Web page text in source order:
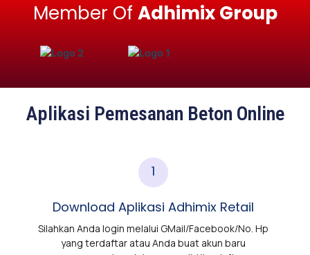
Member Of Adhimix Group
Aplikasi Pemesanan Beton Online
1
Download Aplikasi Adhimix Retail
Silahkan Anda login melalui GMail/Facebook/No. Hp
yang terdaftar atau Anda buat akun baru